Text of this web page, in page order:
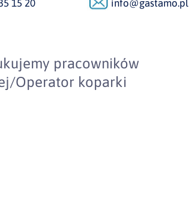
15 20 info@gastamo.pl
pracowników
Operator koparki